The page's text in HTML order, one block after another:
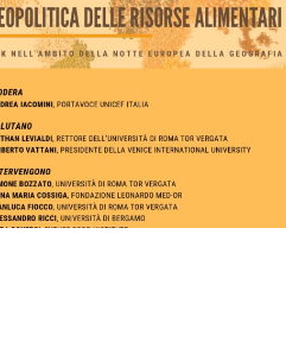
Giornata
dell’archeologia